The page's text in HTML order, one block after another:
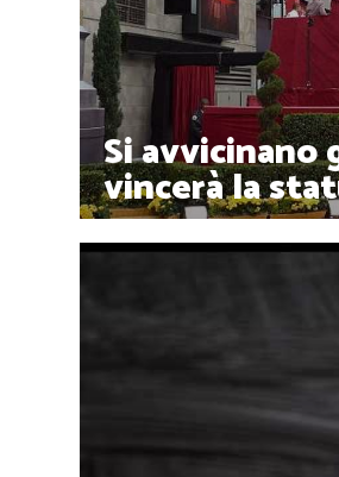
Si avvicinano
vincerà la